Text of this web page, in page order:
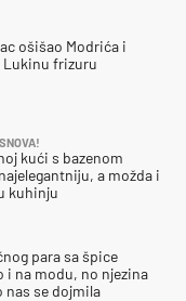
ošišao Modrića i
Lukinu frizuru
kući s bazenom
a možda i
kuhinju
para sa špice
i na modu, no njezina
nas se dojmila